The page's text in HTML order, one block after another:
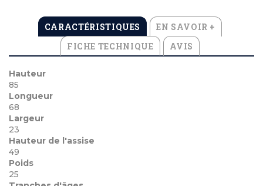
CARACTÉRISTIQUES
EN SAVOIR +
FICHE TECHNIQUE
AVIS
Hauteur
85
Longueur
68
Largeur
23
Hauteur de l'assise
49
Poids
25